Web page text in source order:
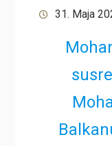
31. Maja